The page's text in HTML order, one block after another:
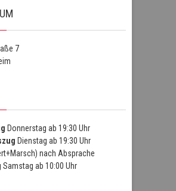
7
Donnerstag ab 19:30 Uhr
Dienstag ab 19:30 Uhr
nach Absprache
Samstag ab 10:00 Uhr